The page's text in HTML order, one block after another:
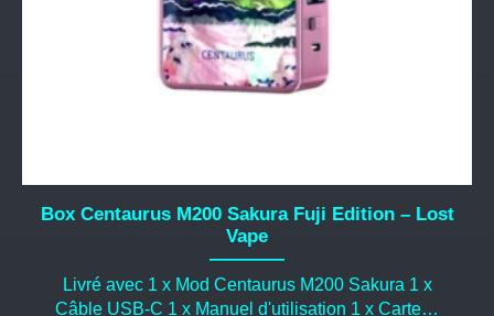
Box Centaurus M200 Sakura Fuji Edition – Lost
Vape
Livré avec 1 x Mod Centaurus M200 Sakura 1 x
Câble USB-C 1 x Manuel d'utilisation 1 x Carte…